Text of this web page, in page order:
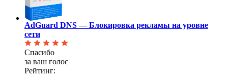
AdGuard DNS — Блокировка рекламы на уровне
сети
Спасибо
за ваш голос
Рейтинг: